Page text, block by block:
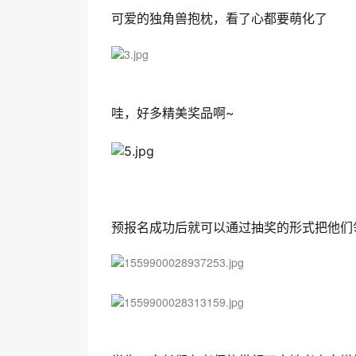
可爱的独角兽抱枕，看了心都要萌化了
哇，好多精美奖品啊~
预报名成功后就可以通过抽奖的形式把他